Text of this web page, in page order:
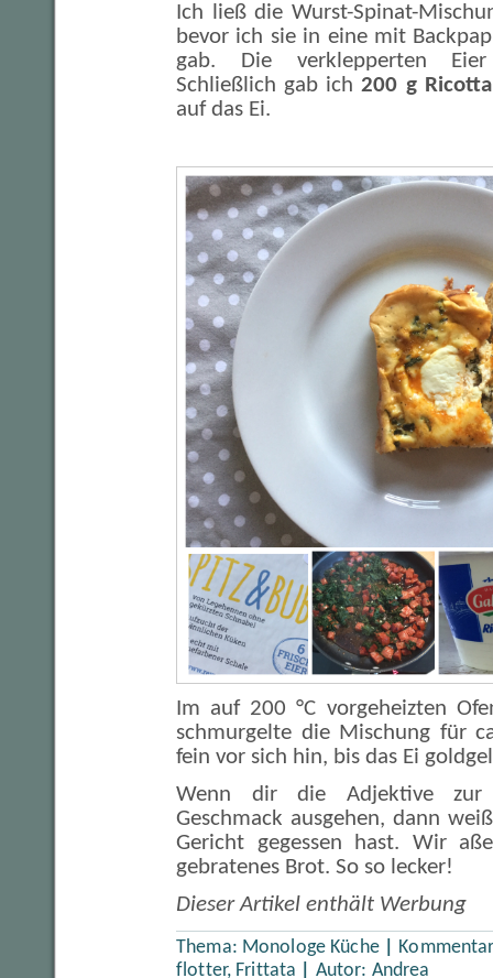
Ich ließ die Wurst-Spinat-
bevor ich sie in eine mit
gab. Die verklepperten
Schließlich gab ich200 g Ricotta
auf das Ei.
Im auf 200 °C vorgeheizten
schmurgelte die Mischung für
fein vor sich hin, bis das Ei
Wenn dir die Adjektive zur
Geschmack ausgehen, dann
Gericht gegessen hast. Wir
gebratenes Brot. So so lecker!
Dieser Artikel enthält Werbung
Thema: Monologe Küche
flotter, Frittata
Autor: Andrea